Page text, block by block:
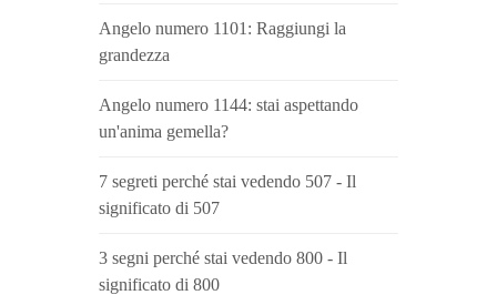
Angelo numero 1101: Raggiungi la
grandezza
Angelo numero 1144: stai aspettando
un'anima gemella?
7 segreti perché stai vedendo 507 - Il
significato di 507
3 segni perché stai vedendo 800 - Il
significato di 800